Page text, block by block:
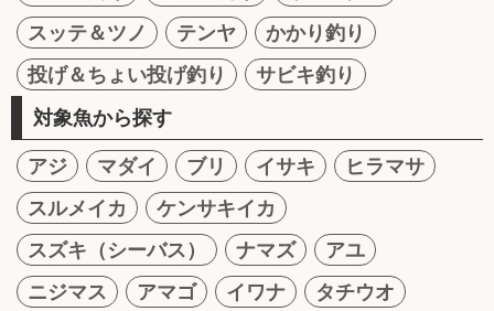
スッテ＆ツノ
テンヤ
かかり釣り
投げ＆ちょい投げ釣り
サビキ釣り
対象魚から探す
アジ マダイ ブリ イサキ
ヒラマサ
スルメイカ
ケンサキイカ
スズキ（シーバス）
ナマズ
アユ
ニジマス
アマゴ イワナ
タチウオ